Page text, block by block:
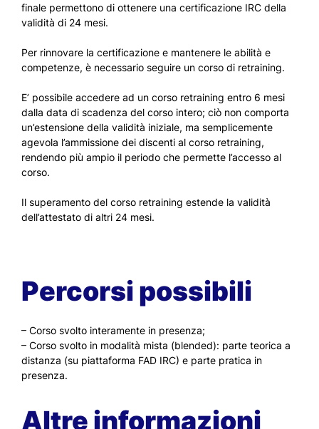
finale permettono di ottenere una certificazione IRC della
validità di 24 mesi.
Per rinnovare la certificazione e mantenere le abilità e
competenze, è necessario seguire un corso di retraining.
E’ possibile accedere ad un corso retraining entro 6 mesi
dalla data di scadenza del corso intero; ciò non comporta
un’estensione della validità iniziale, ma semplicemente
agevola l’ammissione dei discenti al corso retraining,
rendendo più ampio il periodo che permette l’accesso al
corso.
Il superamento del corso retraining estende la validità
dell’attestato di altri 24 mesi.
Percorsi possibili
– Corso svolto interamente in presenza;
– Corso svolto in modalità mista (blended): parte teorica a
distanza (su piattaforma FAD IRC) e parte pratica in
presenza.
Altre informazioni